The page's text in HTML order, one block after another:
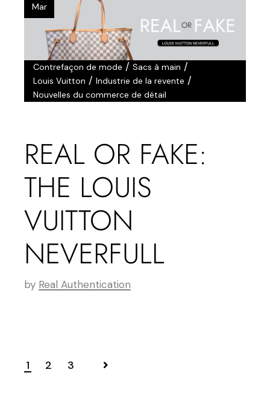
Mar
Contrefaçon de mode /Sacs à main /
Louis Vuitton /Industrie de la revente /
Nouvelles du commerce de détail
REAL OR FAKE:
THE LOUIS
VUITTON
NEVERFULL
by Real Authentication
1 2 3